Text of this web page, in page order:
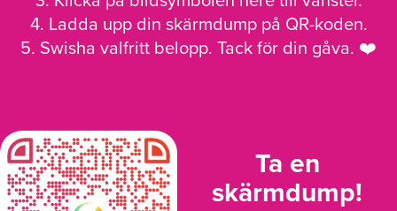
4. Ladda upp din skärmdump på QR-koden.
5. Swisha valfritt belopp. Tack för din gåva. ❤️
Ta en
skärmdump!